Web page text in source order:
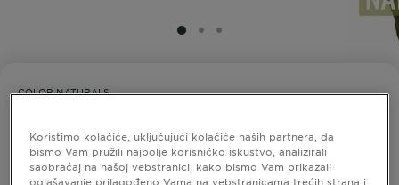
SLIDE 1
SLIDE 2
SLIDE 3
COLOR NATURALS
plava
0,0/5 (0 recenzije)
Koristimo kolačiće, uključujući kolačiće naših partnera, da
bismo Vam pružili najbolje korisničko iskustvo, analizirali
saobraćaj na našoj vebstranici, kako bismo Vam prikazali
oglašavanje prilagođeno Vama na vebstranicama trećih strana i